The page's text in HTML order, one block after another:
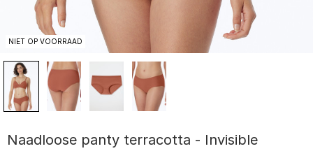
NIET OP VOORRAAD
Naadloose panty terracotta - Invisible